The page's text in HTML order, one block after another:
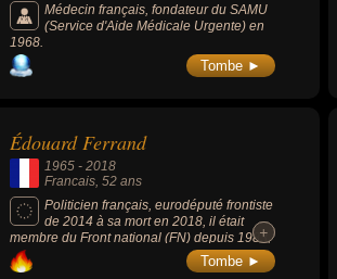
Médecin français, fondateur du SAMU
(Service d'Aide Médicale Urgente) en
1968.
Tombe ►
Édouard Ferrand
1965 - 2018
Francais , 52 ans
Politicien français, eurodéputé frontiste
de 2014 à sa mort en 2018, il était
membre du Front national (FN) depuis 1983,
conseiller régional de Bourgogne de 1998 à
2015 et conseiller municipal de Sens de
+
+
Tombe ►